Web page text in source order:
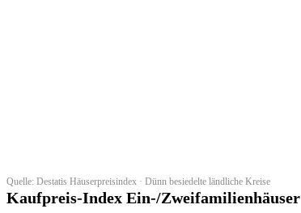
Quelle: Destatis Häuserpreisindex · Dünn besiedelte ländliche Kreise
Kaufpreis-Index Ein-/Zweifamilienhäuser